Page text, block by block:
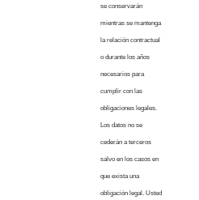
se conservarán
mientras se mantenga
la relación contractual
o durante los años
necesarios para
cumplir con las
obligaciones legales.
Los datos no se
cederán a terceros
salvo en los casos en
que exista una
obligación legal. Usted